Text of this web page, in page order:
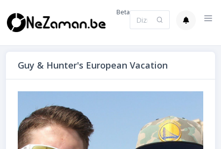
Beta
Guy & Hunter's European Vacation